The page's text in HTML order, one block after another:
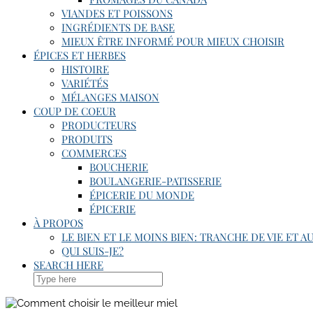
VIANDES ET POISSONS
INGRÉDIENTS DE BASE
MIEUX ÊTRE INFORMÉ POUR MIEUX CHOISIR
ÉPICES ET HERBES
HISTOIRE
VARIÉTÉS
MÉLANGES MAISON
COUP DE COEUR
PRODUCTEURS
PRODUITS
COMMERCES
BOUCHERIE
BOULANGERIE-PATISSERIE
ÉPICERIE DU MONDE
ÉPICERIE
À PROPOS
LE BIEN ET LE MOINS BIEN: TRANCHE DE VIE ET
QUI SUIS-JE?
SEARCH HERE